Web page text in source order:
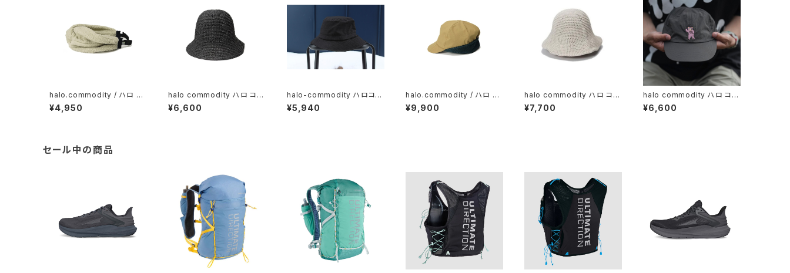
halo.commodity / ハロ コ
モディティCuddly Band / Iv
ory
¥4,950
halo commodity ハロ コモ
ディティ / Chip Dome Hat /
black
¥6,600
halo-commodity ハロコモ
ディティWhirl Hat / Black
¥5,940
halo.commodity / ハロ コ
モディティ Crevice Flap Ca
p/ Camel
¥9,900
halo commodity ハロ コモ
ディティ / Dry Knit Hat / Ecr
u
¥7,700
halo commodity ハロ コモ
ディティ / Mesh Bear Cap /
C.Grey
¥6,600
セール中の商品